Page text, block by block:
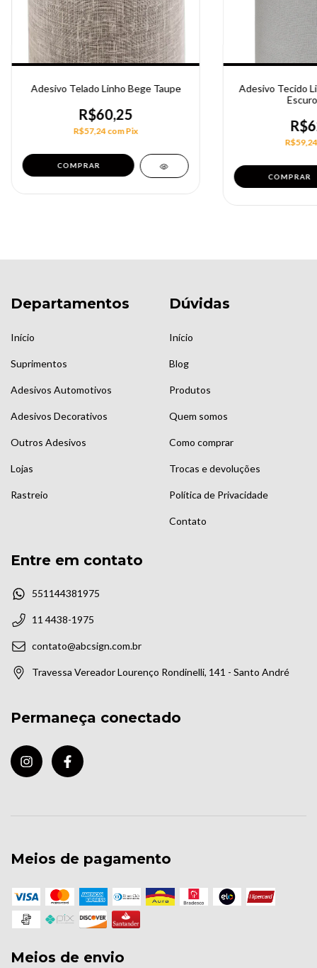
Adesivo Telado Linho Bege Taupe
R$60,25
R$57,24comPix
COMPRAR
Adesivo Tecido
COMPRAR
Departamentos
Início
Suprimentos
Adesivos Automotivos
Adesivos Decorativos
Outros Adesivos
Lojas
Rastreio
Dúvidas
Início
Blog
Produtos
Quem somos
Como comprar
Trocas e devoluções
Política de Privacidade
Contato
Entre em contato
551144381975
11 4438-1975
contato@abcsign.com.br
Travessa Vereador Lourenço Rondinelli, 141 - Santo André
Permaneça conectado
Meios de pagamento
Meios de envio